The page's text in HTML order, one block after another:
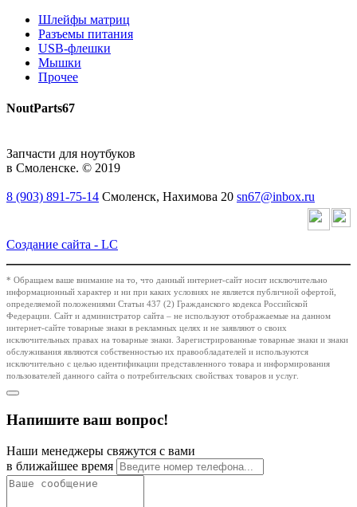
Шлейфы матриц
Разъемы питания
USB-флешки
Мышки
Прочее
NoutParts67
Запчасти для ноутбуков
в Смоленске. © 2019
8 (903) 891-75-14 Смоленск, Нахимова 20 sn67@inbox.ru
Создание сайта - LC
* Обращаем ваше внимание на то, что данный интернет-сайт носит исключительно
информационный характер и ни при каких условиях не является публичной офертой,
определяемой положениями Статьи 437 (2) Гражданского кодекса Российской
Федерации. Сайт и администратор сайта – не используют отображаемые на данном
интернет-сайте товарные знаки в рекламных целях и не заявляют о своих
исключительных правах на товарные знаки. Зарегистрированные товарные знаки и знаки
обслуживания являются собственностью их правообладателей и используются
исключительно с целью идентификации представленного товара и информирования
пользователей данного сайта о потребительских свойствах товаров и услуг.
Напишите ваш вопрос!
Наши менеджеры свяжутся с вами
в ближайшее время